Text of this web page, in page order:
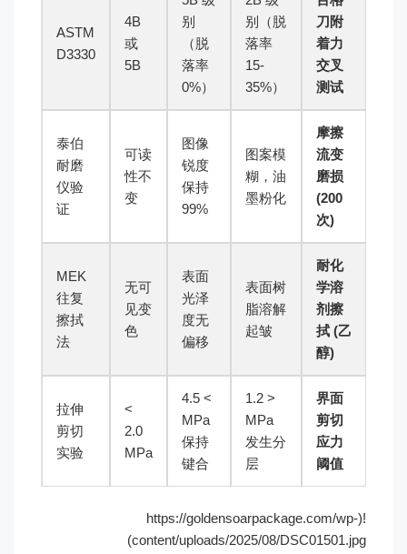
刀附
着力
交叉
测试
别（脱
落率
15-
35%）
别
（脱
落率
0%）
4B
或
5B
ASTM
D3330
摩擦
流变
磨损
(200
次)
图案模
糊，油
墨粉化
图像
锐度
保持
99%
可读
性不
变
泰伯
耐磨
仪验
证
耐化
学溶
剂擦
拭 (乙
醇)
表面树
脂溶解
起皱
表面
光泽
度无
偏移
无可
见变
色
MEK
往复
擦拭
法
界面
剪切
应力
阈值
< 1.2
MPa
发生分
层
> 4.5
MPa
保持
键合
>
2.0
MPa
拉伸
剪切
实验
!(https://goldensoarpackage.com/wp-
content/uploads/2025/08/DSC01501.jpg)